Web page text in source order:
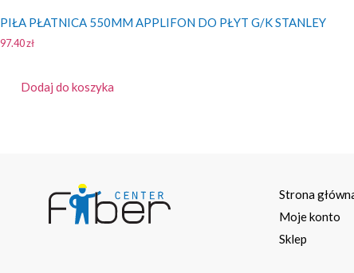
PIŁA PŁATNICA 550MM APPLIFON DO PŁYT G/K STANLEY
97.40zł
Dodaj do koszyka
Strona
Moje konto
Sklep